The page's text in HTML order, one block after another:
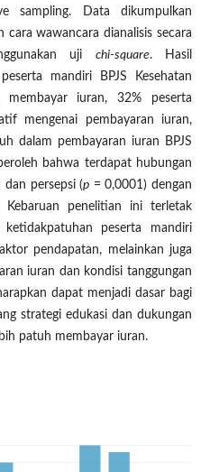
sampling. Data dikumpulkan
cara wawancara dianalisis secara
uji chi-square. Hasil
mandiri BPJS Kesehatan
membayar iuran, 32% peserta
mengenai pembayaran iuran,
dalam pembayaran iuran BPJS
bahwa terdapat hubungan
dan persepsi (p = 0,0001) dengan
Kebaruan penelitian ini terletak
peserta mandiri
pendapatan, melainkan juga
iuran dan kondisi tanggungan
dapat menjadi dasar bagi
strategi edukasi dan dukungan
patuh membayar iuran.